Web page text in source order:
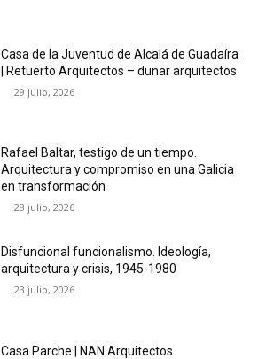
Casa de la Juventud de Alcalá de Guadaíra
| Retuerto Arquitectos – dunar arquitectos
29 julio, 2026
Rafael Baltar, testigo de un tiempo.
Arquitectura y compromiso en una Galicia
en transformación
28 julio, 2026
Disfuncional funcionalismo. Ideología,
arquitectura y crisis, 1945-1980
23 julio, 2026
Casa Parche | NAN Arquitectos